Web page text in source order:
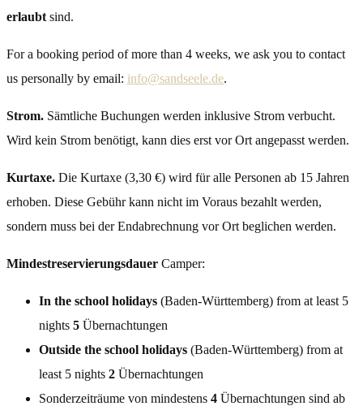
erlaubt sind.
For a booking period of more than 4 weeks, we ask you to contact
us personally by email: info@sandseele.de.
Strom. Sämtliche Buchungen werden inklusive Strom verbucht.
Wird kein Strom benötigt, kann dies erst vor Ort angepasst werden.
Kurtaxe. Die Kurtaxe (3,30 €) wird für alle Personen ab 15 Jahren
erhoben. Diese Gebühr kann nicht im Voraus bezahlt werden,
sondern muss bei der Endabrechnung vor Ort beglichen werden.
Mindestreservierungsdauer Camper:
In the school holidays (Baden-Württemberg) from at least 5
nights 5 Übernachtungen
Outside the school holidays (Baden-Württemberg) from at
least 5 nights 2 Übernachtungen
Sonderzeiträume von mindestens 4 Übernachtungen sind ab